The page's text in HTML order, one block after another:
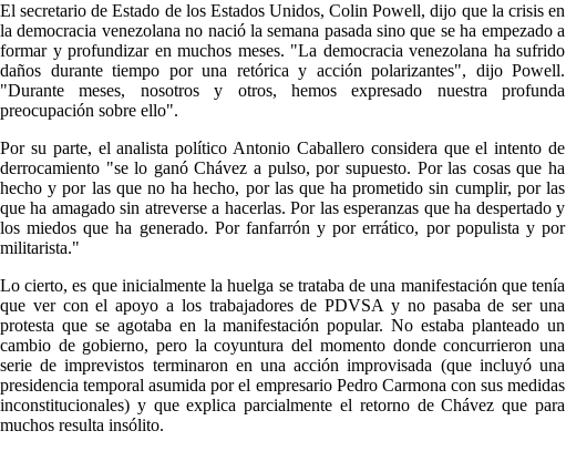
El secretario de Estado de los Estados Unidos, Colin Powell, dijo que la crisis en
la democracia venezolana no nació la semana pasada sino que se ha empezado a
formar y profundizar en muchos meses. "La democracia venezolana ha sufrido
daños durante tiempo por una retórica y acción polarizantes", dijo Powell.
"Durante meses, nosotros y otros, hemos expresado nuestra profunda
preocupación sobre ello".
Por su parte, el analista político Antonio Caballero considera que el intento de
derrocamiento "se lo ganó Chávez a pulso, por supuesto. Por las cosas que ha
hecho y por las que no ha hecho, por las que ha prometido sin cumplir, por las
que ha amagado sin atreverse a hacerlas. Por las esperanzas que ha despertado y
los miedos que ha generado. Por fanfarrón y por errático, por populista y por
militarista."
Lo cierto, es que inicialmente la huelga se trataba de una manifestación que tenía
que ver con el apoyo a los trabajadores de PDVSA y no pasaba de ser una
protesta que se agotaba en la manifestación popular. No estaba planteado un
cambio de gobierno, pero la coyuntura del momento donde concurrieron una
serie de imprevistos terminaron en una acción improvisada (que incluyó una
presidencia temporal asumida por el empresario Pedro Carmona con sus medidas
inconstitucionales) y que explica parcialmente el retorno de Chávez que para
muchos resulta insólito.